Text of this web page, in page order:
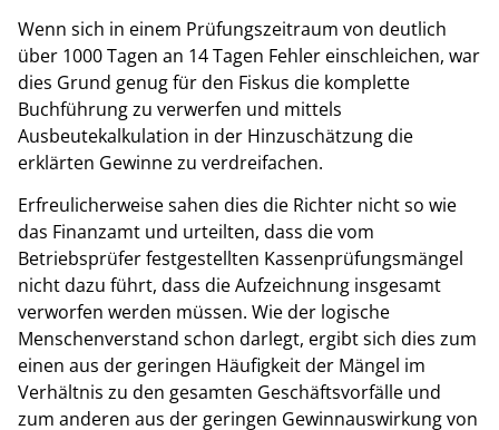
Wenn sich in einem Prüfungszeitraum von deutlich
über 1000 Tagen an 14 Tagen Fehler einschleichen, war
dies Grund genug für den Fiskus die komplette
Buchführung zu verwerfen und mittels
Ausbeutekalkulation in der Hinzuschätzung die
erklärten Gewinne zu verdreifachen.
Erfreulicherweise sahen dies die Richter nicht so wie
das Finanzamt und urteilten, dass die vom
Betriebsprüfer festgestellten Kassenprüfungsmängel
nicht dazu führt, dass die Aufzeichnung insgesamt
verworfen werden müssen. Wie der logische
Menschenverstand schon darlegt, ergibt sich dies zum
einen aus der geringen Häufigkeit der Mängel im
Verhältnis zu den gesamten Geschäftsvorfälle und
zum anderen aus der geringen Gewinnauswirkung von